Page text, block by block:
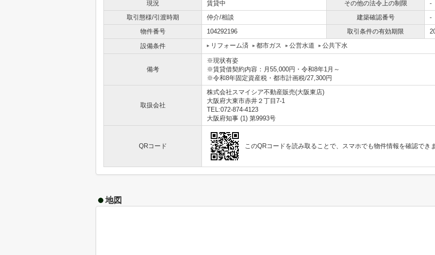
現況
賃貸中 その他の法令上の制限
-
取引態様/引渡時期
仲介/相談 建築確認番号
-
物件番号
104292196 取引条件の有効期限
設備条件
リフォーム済 都市ガス 公営水道 公共下水
備考
※現状有姿
※賃貸借契約内容：月55,000円・令和8年1月～
※令和8年固定資産税・都市計画税/27,300円
取扱会社
株式会社スマイシア不動産販売(大阪東店)
大阪府大東市赤井２丁目7-1
TEL:072-874-4123
大阪府知事 (1) 第9993号
QRコード このQRコードを読み取ることで、スマホでも物件情報を確認でき
地図